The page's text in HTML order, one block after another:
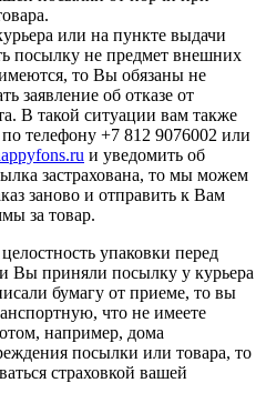
или на пункте выдачи
посылку не предмет внешних
то Вы обязаны не
заявление об отказе от
В такой ситуации вам также
телефону +7 812 9076002 или
и уведомить об
застрахована, то мы можем
заново и отправить к Вам
за товар.
упаковки перед
Вы приняли посылку у курьера
бумагу от приеме, то вы
что не имеете
например, дома
посылки или товара, то
страховкой вашей